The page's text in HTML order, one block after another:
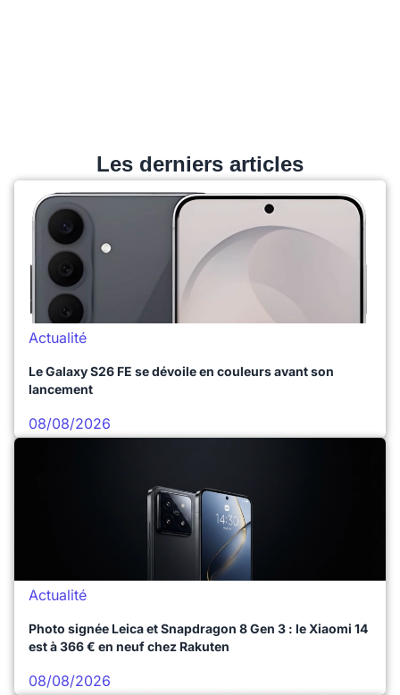
Les derniers articles
Actualité
Le Galaxy S26 FE se dévoile en couleurs avant son
lancement
08/08/2026
Actualité
Photo signée Leica et Snapdragon 8 Gen 3 : le Xiaomi 14
est à 366 € en neuf chez Rakuten
08/08/2026